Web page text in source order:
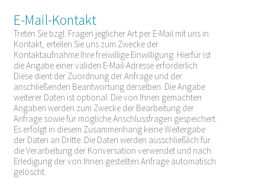
E-Mail-Kontakt
Treten Sie bzgl. Fragen jeglicher Art per E-Mail mit uns in
Kontakt, erteilen Sie uns zum Zwecke der
Kontaktaufnahme Ihre freiwillige Einwilligung. Hierfür ist
die Angabe einer validen E-Mail-Adresse erforderlich.
Diese dient der Zuordnung der Anfrage und der
anschließenden Beantwortung derselben. Die Angabe
weiterer Daten ist optional. Die von Ihnen gemachten
Angaben werden zum Zwecke der Bearbeitung der
Anfrage sowie für mögliche Anschlussfragen gespeichert.
Es erfolgt in diesem Zusammenhang keine Weitergabe
der Daten an Dritte. Die Daten werden ausschließlich für
die Verarbeitung der Konversation verwendet und nach
Erledigung der von Ihnen gestellten Anfrage automatisch
gelöscht.